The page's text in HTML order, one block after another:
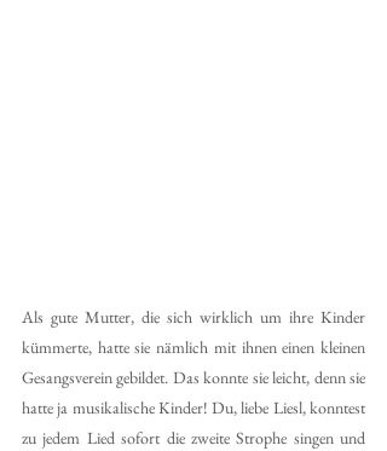
Als gute Mutter, die sich wirklich um ihre Kinder
kümmerte, hatte sie nämlich mit ihnen einen kleinen
Gesangsverein gebildet. Das konnte sie leicht, denn sie
hatte ja musikalische Kinder! Du, liebe Liesl, konntest
zu jedem Lied sofort die zweite Strophe singen und